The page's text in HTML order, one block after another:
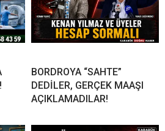
BORDROYA “SAHTE”
DEDİLER, GERÇEK MAAŞI
AÇIKLAMADILAR!